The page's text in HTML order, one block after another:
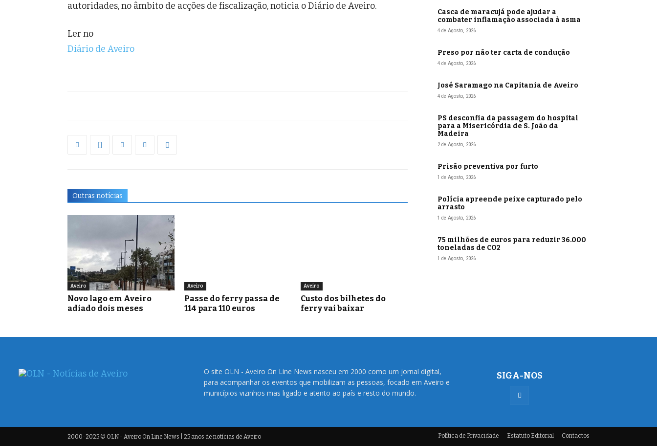
autoridades, no âmbito de acções de fiscalização, noticia o Diário de Aveiro.
Ler no
Diário de Aveiro
Outras notícias
Aveiro
Novo lago em Aveiro
adiado dois meses
Aveiro
Passe do ferry passa de
114 para 110 euros
Aveiro
Custo dos bilhetes do
ferry vai baixar
Casca de maracujá pode ajudar a
combater inflamação associada à asma
4 de Agosto, 2026
Preso por não ter carta de condução
4 de Agosto, 2026
José Saramago na Capitania de Aveiro
4 de Agosto, 2026
PS desconfia da passagem do hospital
para a Misericórdia de S. João da
Madeira
2 de Agosto, 2026
Prisão preventiva por furto
1 de Agosto, 2026
Polícia apreende peixe capturado pelo
arrasto
1 de Agosto, 2026
75 milhões de euros para reduzir 36.000
toneladas de CO2
1 de Agosto, 2026
O site OLN - Aveiro On Line News nasceu em 2000 como um jornal digital,
para acompanhar os eventos que mobilizam as pessoas, focado em Aveiro e
municípios vizinhos mas ligado e atento ao país e resto do mundo.
SIGA-NOS
2000-2025 © OLN - Aveiro On Line News | 25 anos de notícias de Aveiro Política de Privacidade Estatuto Editorial Contactos